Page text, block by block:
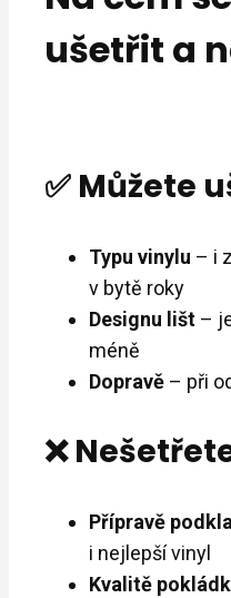
ušetřit a
✅ Můžete
Typu vinylu – i
v bytě roky
Designu lišt –
méně
Dopravě – při
❌
Přípravě
i nejlepší vinyl
Kvalitě